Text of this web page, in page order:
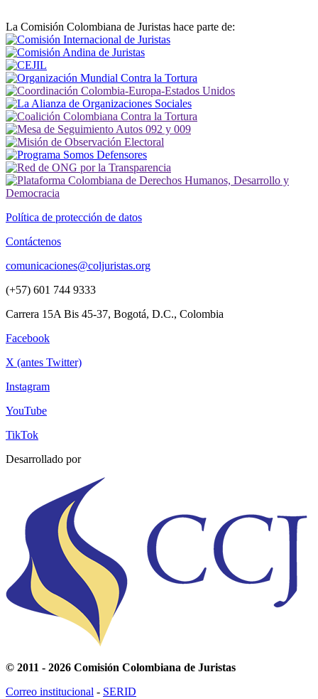
La Comisión Colombiana de Juristas hace parte de:
Política de protección de datos
Contáctenos
comunicaciones@coljuristas.org
(+57) 601 744 9333
Carrera 15A Bis 45-37, Bogotá, D.C., Colombia
Facebook
X (antes Twitter)
Instagram
YouTube
TikTok
Desarrollado por
© 2011 - 2026 Comisión Colombiana de Juristas
Correo institucional - SERID